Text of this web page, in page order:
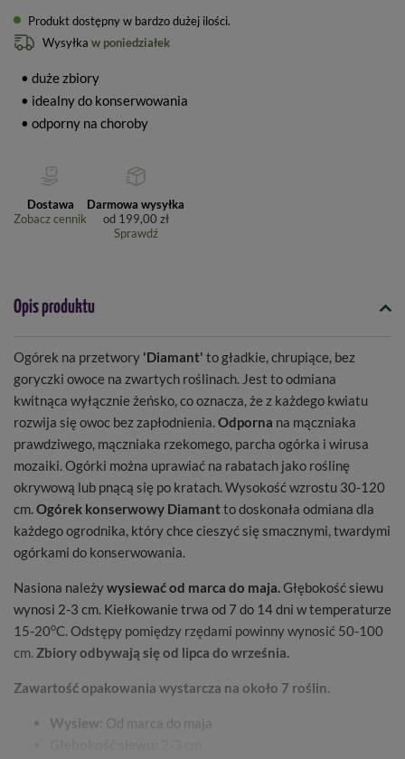
Produkt dostępny w bardzo dużej ilości
Wysyłka w poniedziałek
• duże zbiory
• idealny do konserwowania
• odporny na choroby
Dostawa
Zobacz cennik
Darmowa wysyłka
od 199,00 zł
Sprawdź
Opis produktu
Ogórek na przetwory 'Diamant' to gładkie, chrupiące, bez
goryczki owoce na zwartych roślinach. Jest to odmiana
kwitnąca wyłącznie żeńsko, co oznacza, że z każdego kwiatu
rozwija się owoc bez zapłodnienia.Odporna na mączniaka
prawdziwego, mączniaka rzekomego, parcha ogórka i wirusa
mozaiki. Ogórki można uprawiać na rabatach jako roślinę
okrywową lub pnącą się po kratach. Wysokość wzrostu 30-120
cm.Ogórek konserwowy Diamantto doskonała odmiana dla
każdego ogrodnika, który chce cieszyć się smacznymi, twardymi
ogórkami do konserwowania.
Nasiona należywysiewać od marca do maja.Głębokość siewu
wynosi 2-3 cm. Kiełkowanie trwa od 7 do 14 dni w temperaturze
15-20oC. Odstępy pomiędzy rzędami powinny wynosić 50-100
cm. Zbiory odbywają się od lipca do września.
Zawartość opakowania wystarcza na około 7 roślin.
Wysiew: Od marca do maja